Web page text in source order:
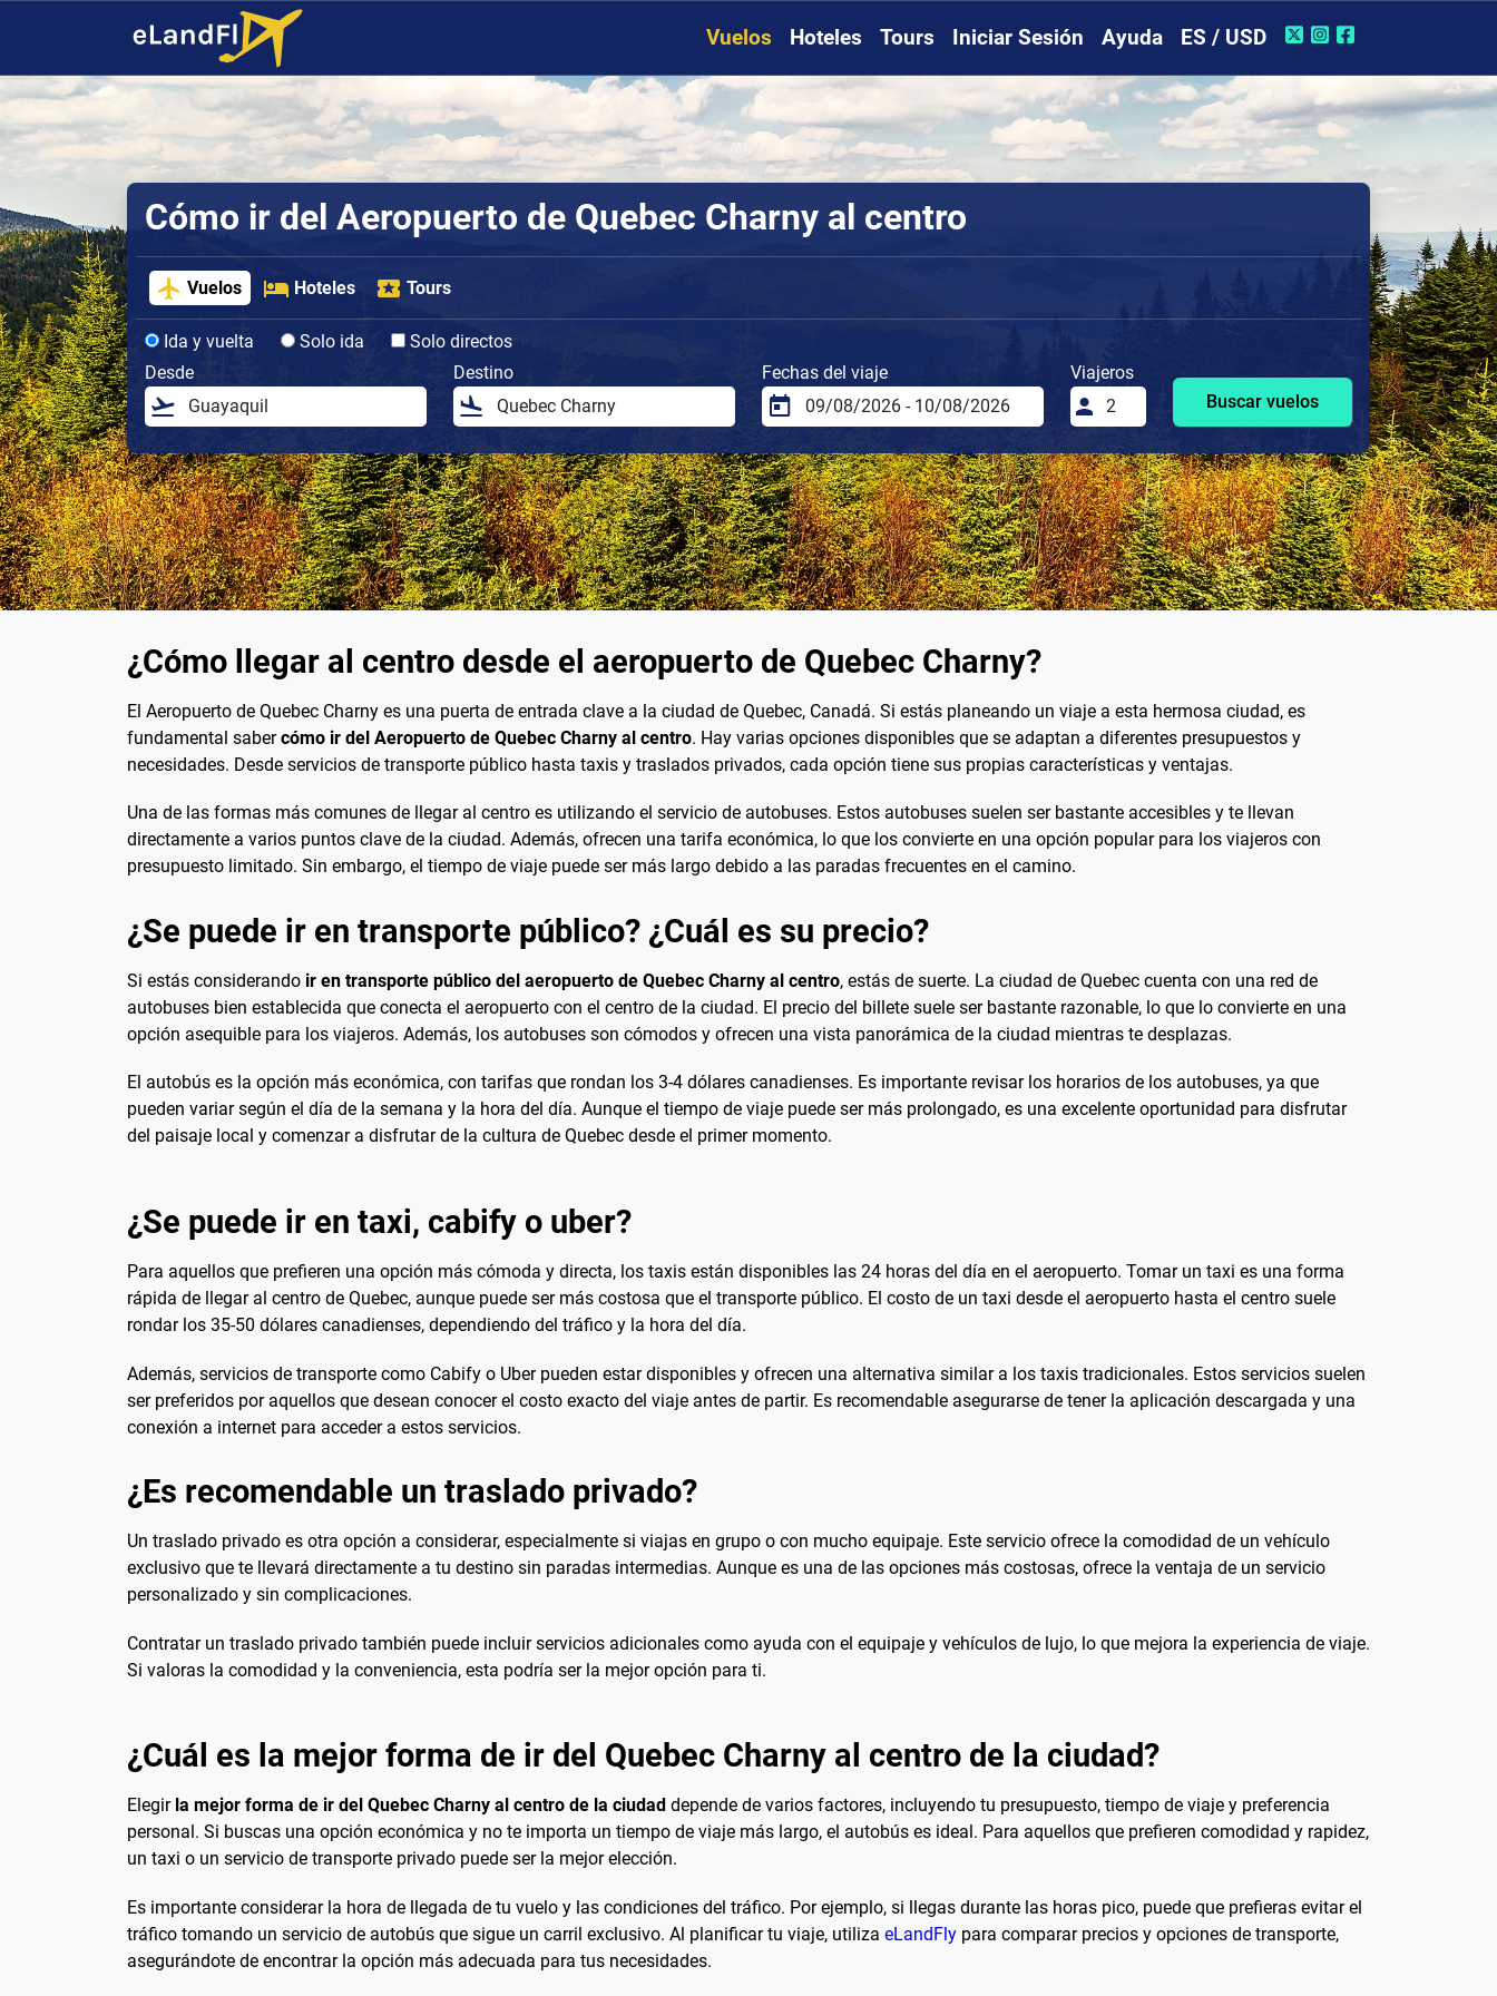
Vuelos Hoteles Tours Iniciar Sesión Ayuda ES / USD
Cómo ir del Aeropuerto de Quebec Charny al centro
Vuelos Hoteles Tours
Ida y vuelta Solo ida
Solo directos
Desde
Destino Fechas del viaje
Viajeros
Buscar vuelos
¿Cómo llegar al centro desde el aeropuerto de Quebec Charny?
El Aeropuerto de Quebec Charny es una puerta de entrada clave a la ciudad de Quebec, Canadá. Si estás planeando un viaje a esta hermosa ciudad, es
fundamental sabercómo ir del Aeropuerto de Quebec Charny al centro. Hay varias opciones disponibles que se adaptan a diferentes presupuestos y
necesidades. Desde servicios de transporte público hasta taxis y traslados privados, cada opción tiene sus propias características y ventajas.
Una de las formas más comunes de llegar al centro es utilizando el servicio de autobuses. Estos autobuses suelen ser bastante accesibles y te llevan
directamente a varios puntos clave de la ciudad. Además, ofrecen una tarifa económica, lo que los convierte en una opción popular para los viajeros con
presupuesto limitado. Sin embargo, el tiempo de viaje puede ser más largo debido a las paradas frecuentes en el camino.
¿Se puede ir en transporte público? ¿Cuál es su precio?
Si estás considerando ir en transporte público del aeropuerto de Quebec Charny al centro, estás de suerte. La ciudad de Quebec cuenta con una red de
autobuses bien establecida que conecta el aeropuerto con el centro de la ciudad. El precio del billete suele ser bastante razonable, lo que lo convierte en una
opción asequible para los viajeros. Además, los autobuses son cómodos y ofrecen una vista panorámica de la ciudad mientras te desplazas.
El autobús es la opción más económica, con tarifas que rondan los 3-4 dólares canadienses. Es importante revisar los horarios de los autobuses, ya que
pueden variar según el día de la semana y la hora del día. Aunque el tiempo de viaje puede ser más prolongado, es una excelente oportunidad para disfrutar
del paisaje local y comenzar a disfrutar de la cultura de Quebec desde el primer momento.
¿Se puede ir en taxi, cabify o uber?
Para aquellos que prefieren una opción más cómoda y directa, los taxis están disponibles las 24 horas del día en el aeropuerto. Tomar un taxi es una forma
rápida de llegar al centro de Quebec, aunque puede ser más costosa que el transporte público. El costo de un taxi desde el aeropuerto hasta el centro suele
rondar los 35-50 dólares canadienses, dependiendo del tráfico y la hora del día.
Además, servicios de transporte como Cabify o Uber pueden estar disponibles y ofrecen una alternativa similar a los taxis tradicionales. Estos servicios suelen
ser preferidos por aquellos que desean conocer el costo exacto del viaje antes de partir. Es recomendable asegurarse de tener la aplicación descargada y una
conexión a internet para acceder a estos servicios.
¿Es recomendable un traslado privado?
Un traslado privado es otra opción a considerar, especialmente si viajas en grupo o con mucho equipaje. Este servicio ofrece la comodidad de un vehículo
exclusivo que te llevará directamente a tu destino sin paradas intermedias. Aunque es una de las opciones más costosas, ofrece la ventaja de un servicio
personalizado y sin complicaciones.
Contratar un traslado privado también puede incluir servicios adicionales como ayuda con el equipaje y vehículos de lujo, lo que mejora la experiencia de viaje.
Si valoras la comodidad y la conveniencia, esta podría ser la mejor opción para ti.
¿Cuál es la mejor forma de ir del Quebec Charny al centro de la ciudad?
Elegir la mejor forma de ir del Quebec Charny al centro de la ciudad depende de varios factores, incluyendo tu presupuesto, tiempo de viaje y preferencia
personal. Si buscas una opción económica y no te importa un tiempo de viaje más largo, el autobús es ideal. Para aquellos que prefieren comodidad y rapidez,
un taxi o un servicio de transporte privado puede ser la mejor elección.
Es importante considerar la hora de llegada de tu vuelo y las condiciones del tráfico. Por ejemplo, si llegas durante las horas pico, puede que prefieras evitar el
tráfico tomando un servicio de autobús que sigue un carril exclusivo. Al planificar tu viaje, utiliza eLandFly para comparar precios y opciones de transporte,
asegurándote de encontrar la opción más adecuada para tus necesidades.